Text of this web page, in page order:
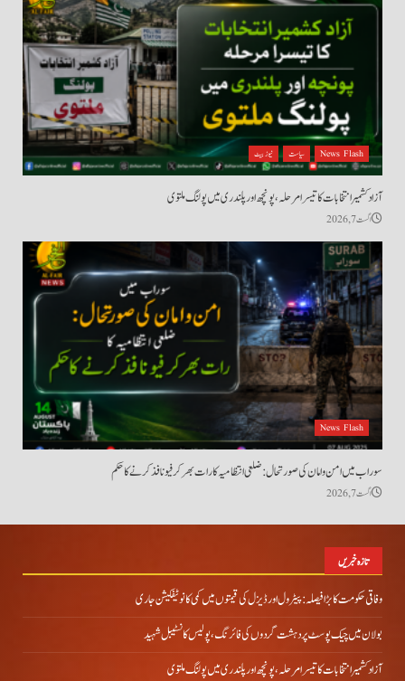
News Flash سیاست نیوز بیٹ
آزاد کشمیر انتخابات کا تیسرا مرحلہ، پونچھ اور پلندری میں پولنگ ملتوی
اگست 7, 2026
News Flash
سوراب میں امن و امان کی صورتحال: ضلعی انتظامیہ کا رات بھر کرفیو نافذ کرنے کا حکم
اگست 7, 2026
تازہ خبریں
وفاقی حکومت کا بڑا فیصلہ: پیٹرول اور ڈیزل کی قیمتوں میں کمی کا نوٹیفکیشن جاری
بولان میں چیک پوسٹ پر دہشت گردوں کی فائرنگ، پولیس کانسٹیبل شہید
آزاد کشمیر انتخابات کا تیسرا مرحلہ، پونچھ اور پلندری میں پولنگ ملتوی